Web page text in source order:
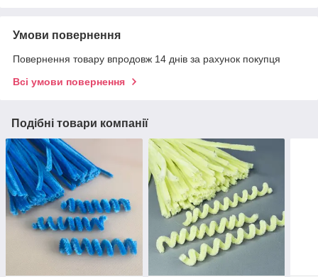
Умови повернення
Повернення товару впродовж 14 днів за рахунок покупця
Всі умови повернення
Подібні товари компанії